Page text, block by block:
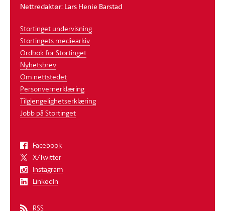
Nettredaktør: Lars Henie Barstad
Stortinget undervisning
Stortingets mediearkiv
Ordbok for Stortinget
Nyhetsbrev
Om nettstedet
Personvernerklæring
Tilgjengelighetserklæring
Jobb på Stortinget
Facebook
X/Twitter
Instagram
LinkedIn
RSS